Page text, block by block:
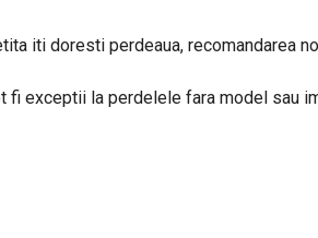
iti doresti perdeaua, recomandarea
exceptii la perdelele fara model sau